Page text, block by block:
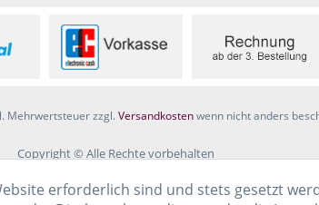
Mehrwertsteuer zzgl.Versandkostenwenn nicht anders
Copyright © Alle Rechte vorbehalten
erforderlich sind und stets gesetzt